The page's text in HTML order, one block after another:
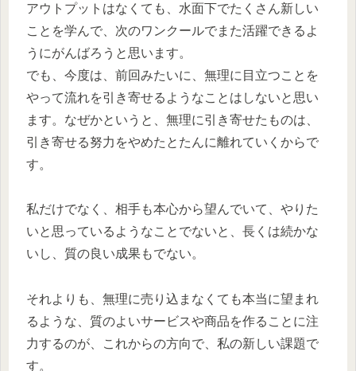
アウトプットはなくても、水面下でたくさん新しい
ことを学んで、次のワンクールでまた活躍できるよ
うにがんばろうと思います。
でも、今度は、前回みたいに、無理に目立つことを
やって流れを引き寄せるようなことはしないと思い
ます。なぜかというと、無理に引き寄せたものは、
引き寄せる努力をやめたとたんに離れていくからで
す。
私だけでなく、相手も本心から望んでいて、やりた
いと思っているようなことでないと、長くは続かな
いし、質の良い成果もでない。
それよりも、無理に売り込まなくても本当に望まれ
るような、質のよいサービスや商品を作ることに注
力するのが、これからの方向で、私の新しい課題で
す。